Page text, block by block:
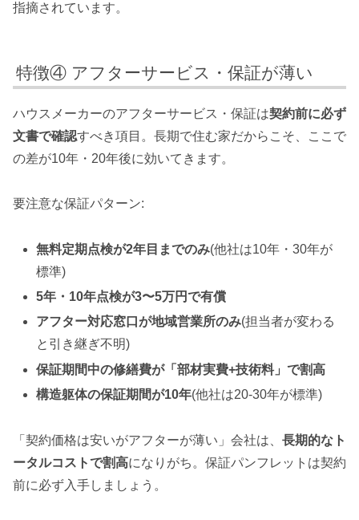
指摘されています。
特徴④ アフターサービス・保証が薄い
ハウスメーカーのアフターサービス・保証は契約前に必ず
文書で確認すべき項目。長期で住む家だからこそ、ここで
の差が10年・20年後に効いてきます。
要注意な保証パターン:
無料定期点検が2年目までのみ(他社は10年・30年が
標準)
5年・10年点検が3〜5万円で有償
アフター対応窓口が地域営業所のみ(担当者が変わる
と引き継ぎ不明)
保証期間中の修繕費が「部材実費+技術料」で割高
構造躯体の保証期間が10年(他社は20-30年が標準)
「契約価格は安いがアフターが薄い」会社は、 長期的なト
ータルコストで割高になりがち。保証パンフレットは契約
前に必ず入手しましょう。